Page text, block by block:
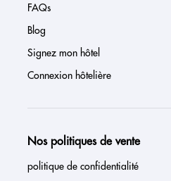
FAQs
Blog
Signez mon hôtel
Connexion hôtelière
Nos politiques de vente
politique de confidentialité